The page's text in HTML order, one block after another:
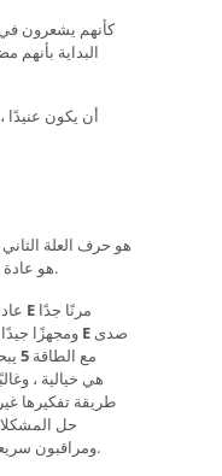
البداية
هو حرف العلة
هو عادة روح القلب المحب والرحمة.
E
E
مع الطاقة 5
طريقة تفكيرها
حل
ومراقبون سريعون يتمتعون بالذكاء والتحليل والتنوع.